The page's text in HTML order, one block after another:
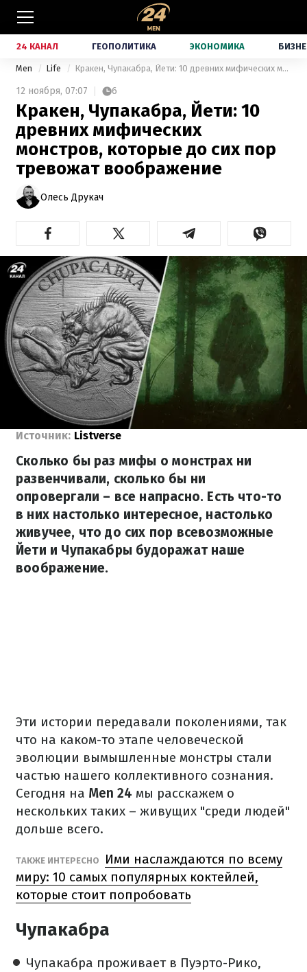
24 КАНАЛ ГЕОПОЛИТИКА ЭКОНОМИКА
Men Life Кракен, Чупакабра, Йети: 10 древних мифических монстров, которые до сих пор тревожат воображение
12 ноября, 07:07 6
Кракен, Чупакабра, Йети: 10
древних мифических
монстров, которые до сих пор
тревожат воображение
Олесь Друкач
Источник: Listverse
Сколько бы раз мифы о монстрах ни
развенчивали, сколько бы ни
опровергали – все напрасно. Есть что-то
в них настолько интересное, настолько
живучее, что до сих пор всевозможные
Йети и Чупакабры будоражат наше
воображение.
Эти истории передавали поколениями, так
что на каком-то этапе человеческой
эволюции вымышленные монстры стали
частью нашего коллективного сознания.
Сегодня на Men 24 мы расскажем о
нескольких таких – живущих "среди людей"
дольше всего.
ТАКЖЕ ИНТЕРЕСНО
Ими наслаждаются по всему
миру: 10 самых популярных коктейлей,
которые стоит попробовать
Чупакабра
Чупакабра проживает в Пуэрто-Рико,